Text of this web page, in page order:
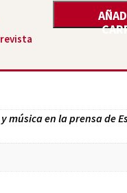
revista
música en la prensa de